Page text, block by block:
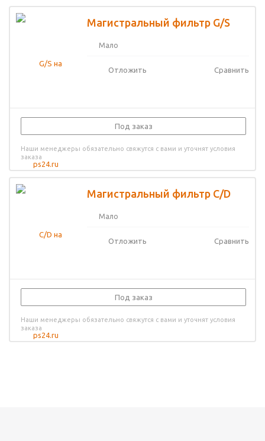
Магистральный фильтр G/S
Мало
Отложить Сравнить
Под заказ
Наши менеджеры обязательно свяжутся с вами и уточнят условия
заказа
Магистральный фильтр C/D
Мало
Отложить Сравнить
Под заказ
Наши менеджеры обязательно свяжутся с вами и уточнят условия
заказа